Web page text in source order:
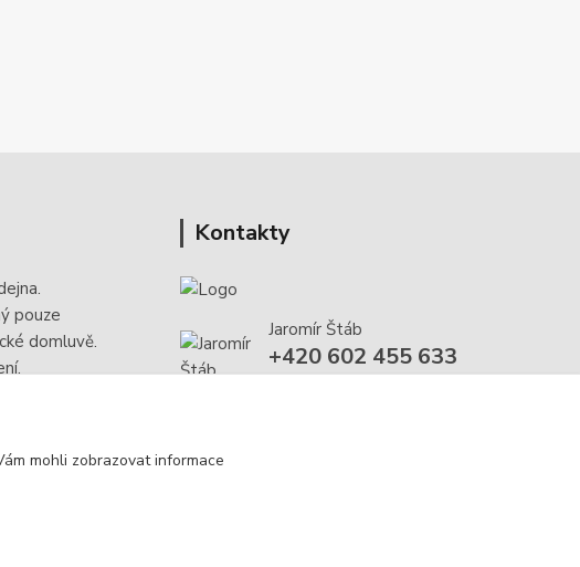
pouze
domluvě.
Kontakty
Jaromír Štáb
+420 602 455 633
mohli zobrazovat informace